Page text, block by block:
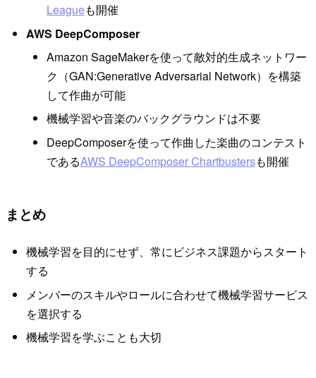
Leagueも開催
AWS DeepComposer
Amazon SageMakerを使って敵対的生成ネットワー
ク（GAN:Generative Adversarial Network）を構築
して作曲が可能
機械学習や音楽のバックグラウンドは不要
DeepComposerを使って作曲した楽曲のコンテスト
であるAWS DeepComposer Chartbustersも開催
まとめ
機械学習を目的にせず、常にビジネス課題からスタート
する
メンバーのスキルやロールに合わせて機械学習サービス
を選択する
機械学習を学ぶことも大切